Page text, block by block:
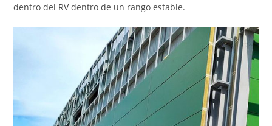
dentro del RV dentro de un rango estable.